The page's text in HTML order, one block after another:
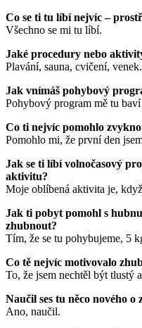
Co se ti tu líbí nejvíc –
Všechno se mi tu líbí.
Jaké procedury nebo
Plavání, sauna, cvičení, venek.
Jak vnímáš pohybový
Pohybový program mě tu
Co ti nejvíc pomohlo
Pomohlo mi, že první den
Jak se ti líbí volnočasový
aktivitu?
Moje oblíbená aktivita je,
Jak ti pobyt pomohl s
zhubnout?
Tím, že se tu pohybujeme, 5
Co tě nejvíc motivovalo
To, že jsem nechtěl být tlustý
Naučil ses tu něco nového o
Ano, naučil.